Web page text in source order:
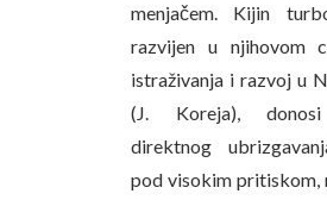
menjačem. Kijin
razvijen u njihovom
istraživanja i razvoj u
(J. Koreja),
direktnog
pod visokim pritiskom,